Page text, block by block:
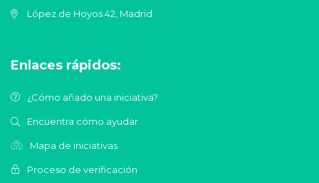
López de Hoyos 42, Madrid
Enlaces rápidos:
¿Cómo añado una iniciativa?
Encuentra cómo ayudar
Mapa de iniciativas
Proceso de verificación